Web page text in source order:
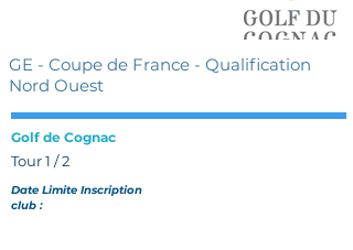
GE - Coupe de France - Qualification
Nord Ouest
Golf de Cognac
Tour 1 / 2
Date Limite Inscription
club :